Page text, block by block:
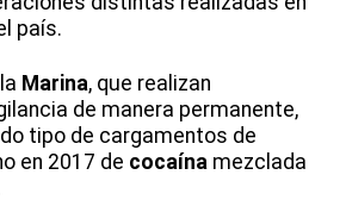
país.
Marina, que realizan
de manera permanente,
tipo de cargamentos de
en 2017 de cocaína mezclada